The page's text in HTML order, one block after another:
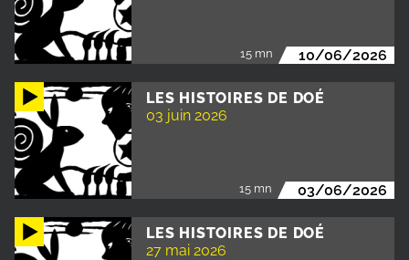
15 mn 10/06/2026
LES HISTOIRES DE DOÉ
03 juin 2026
15 mn 03/06/2026
LES HISTOIRES DE DOÉ
27 mai 2026